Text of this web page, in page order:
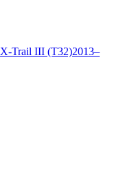
X-Trail III (T32)2013–